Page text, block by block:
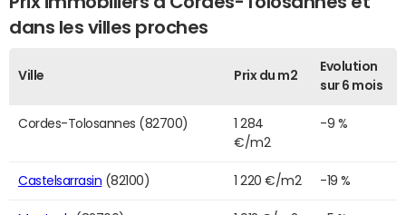
dans les villes proches
Ville Prix du m2
Evolution
sur 6 mois
Cordes-Tolosannes (82700)
1 284
€/m2
-9 %
Castelsarrasin (82100) 1 220 €/m2 -19 %